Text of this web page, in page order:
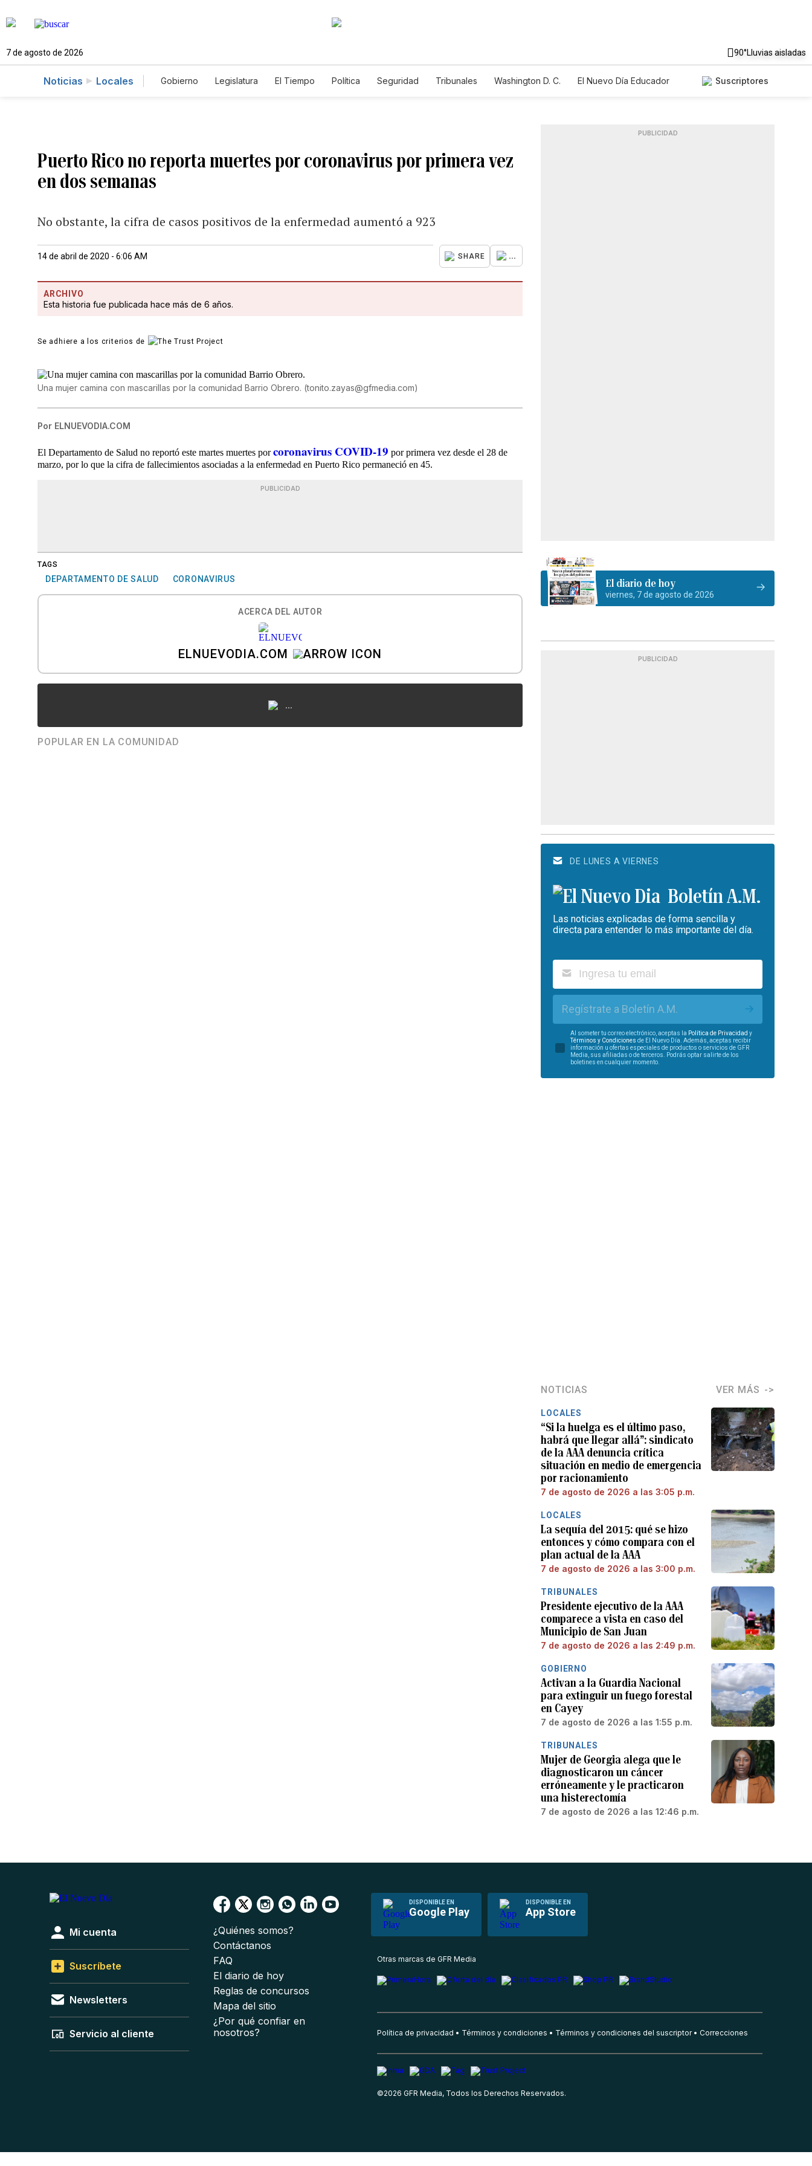
7 de agosto de 2026 90°Lluvias aisladas
Noticias Locales Gobierno Legislatura El Tiempo Política Seguridad Tribunales Washington D. C.
El Nuevo Día Educador
Suscriptores
Puerto Rico no reporta muertes por coronavirus por primera vez
en dos semanas
No obstante, la cifra de casos positivos de la enfermedad aumentó a 923
14 de abril de 2020 - 6:06 AM SHARE ...
ARCHIVO
Esta historia fue publicada hace más de 6 años.
Se adhiere a los criterios de
Una mujer camina con mascarillas por la comunidad Barrio Obrero. (tonito.zayas@gfmedia.com)
Por ELNUEVODIA.COM
El Departamento de Salud no reportó este martes muertes porcoronavirus COVID-19 por primera vez desde el 28 de
marzo, por lo que la cifra de fallecimientos asociadas a la enfermedad en Puerto Rico permaneció en 45.
PUBLICIDAD
TAGS
DEPARTAMENTO DE SALUD CORONAVIRUS
ACERCA DEL AUTOR
ELNUEVODIA.COM
...
POPULAR EN LA COMUNIDAD
PUBLICIDAD
El diario de hoy
viernes, 7 de agosto de 2026
PUBLICIDAD
DE LUNES A VIERNES
Boletín A.M.
Las noticias explicadas de forma sencilla y
directa para entender lo más importante del día.
Regístrate a Boletín A.M.
Al someter tu correo electrónico, aceptas la Política de Privacidad y
Términos y Condiciones de El Nuevo Día. Además, aceptas recibir
información u ofertas especiales de productos o servicios de GFR
Media, sus afiliadas o de terceros. Podrás optar salirte de los
boletines en cualquier momento.
NOTICIAS VER MÁS
LOCALES
“Si la huelga es el último paso,
habrá que llegar allá”: sindicato
de la AAA denuncia crítica
situación en medio de emergencia
por racionamiento
7 de agosto de 2026 a las 3:05 p.m.
LOCALES
La sequía del 2015: qué se hizo
entonces y cómo compara con el
plan actual de la AAA
7 de agosto de 2026 a las 3:00 p.m.
TRIBUNALES
Presidente ejecutivo de la AAA
comparece a vista en caso del
Municipio de San Juan
7 de agosto de 2026 a las 2:49 p.m.
GOBIERNO
Activan a la Guardia Nacional
para extinguir un fuego forestal
en Cayey
7 de agosto de 2026 a las 1:55 p.m.
TRIBUNALES
Mujer de Georgia alega que le
diagnosticaron un cáncer
erróneamente y le practicaron
una histerectomía
7 de agosto de 2026 a las 12:46 p.m.
DISPONIBLE EN
Google Play
DISPONIBLE EN
App Store
Mi cuenta
Suscríbete
Newsletters
Servicio al cliente
¿Quiénes somos?
Contáctanos
FAQ
El diario de hoy
Reglas de concursos
Mapa del sitio
¿Por qué confiar en
nosotros?
Otras marcas de GFR Media
Política de privacidad Términos y condiciones Términos y condiciones del suscriptor Correcciones
©2026 GFR Media, Todos los Derechos Reservados.